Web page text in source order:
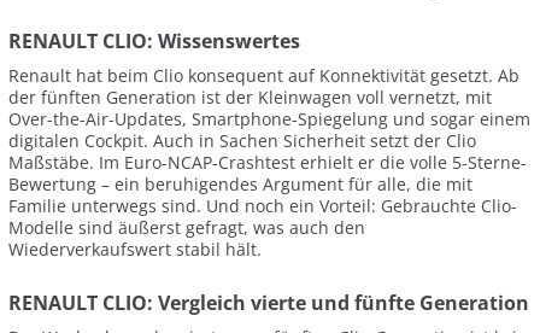
RENAULT CLIO: Wissenswertes
Renault hat beim Clio konsequent auf Konnektivität gesetzt. Ab
der fünften Generation ist der Kleinwagen voll vernetzt, mit
Over-the-Air-Updates, Smartphone-Spiegelung und sogar einem
digitalen Cockpit. Auch in Sachen Sicherheit setzt der Clio
Maßstäbe. Im Euro-NCAP-Crashtest erhielt er die volle 5-Sterne-
Bewertung – ein beruhigendes Argument für alle, die mit
Familie unterwegs sind. Und noch ein Vorteil: Gebrauchte Clio-
Modelle sind äußerst gefragt, was auch den
Wiederverkaufswert stabil hält.
RENAULT CLIO: Vergleich vierte und fünfte Generation